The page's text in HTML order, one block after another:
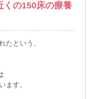
くの150床の療養
たという、
ます。